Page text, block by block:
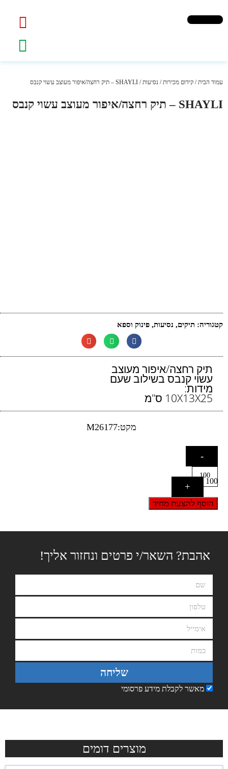
עמוד הבית/ קידום מכירות/ נסיעות/ SHAYLI – תיק רחצה/איפור מעוצב עשוי קנבס
SHAYLI – תיק רחצה/איפור מעוצב עשוי קנבס
קטגוריה: תיקים, נסיעות, פינוק וספא
תיק רחצה/איפור מעוצב
עשוי קנבס בשילוב שעם
מידות:
10X13X25 ס"מ
מקט:M26177
-
100
+
הוסף להצעת מחיר
אהבת? השאר/י פרטים ונחזור אליך!
מאשר לקבלת מידע פרסומי
שליחה
מוצרים דומים